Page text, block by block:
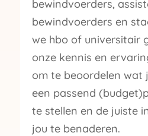
bewindvoerders,
bewindvoerders en
we hbo of universitair
onze kennis en
om te beoordelen wat
een passend
te stellen en de juiste
jou te benaderen.